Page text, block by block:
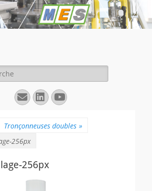
:
E-
mail
Linkedin
YouTube
Tronçonneuses doubles »
256px
256px